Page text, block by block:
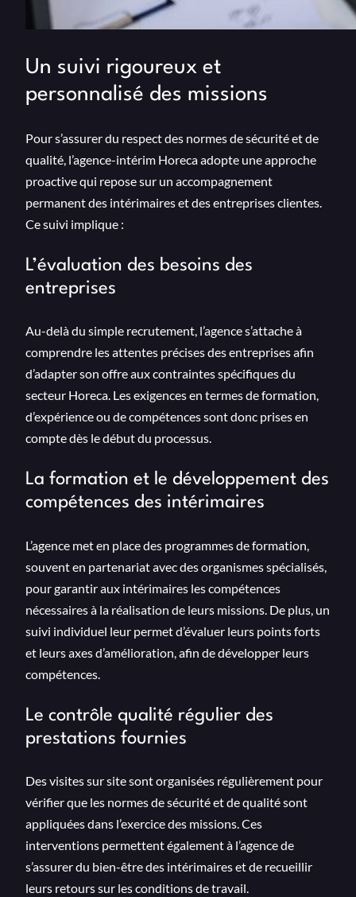
Un suivi rigoureux et
personnalisé des missions
Pour s’assurer du respect des normes de sécurité et de
qualité, l’agence-intérim Horeca adopte une approche
proactive qui repose sur un accompagnement
permanent des intérimaires et des entreprises clientes.
Ce suivi implique :
L’évaluation des besoins des
entreprises
Au-delà du simple recrutement, l’agence s’attache à
comprendre les attentes précises des entreprises afin
d’adapter son offre aux contraintes spécifiques du
secteur Horeca. Les exigences en termes de formation,
d’expérience ou de compétences sont donc prises en
compte dès le début du processus.
La formation et le développement des
compétences des intérimaires
L’agence met en place des programmes de formation,
souvent en partenariat avec des organismes spécialisés,
pour garantir aux intérimaires les compétences
nécessaires à la réalisation de leurs missions. De plus, un
suivi individuel leur permet d’évaluer leurs points forts
et leurs axes d’amélioration, afin de développer leurs
compétences.
Le contrôle qualité régulier des
prestations fournies
Des visites sur site sont organisées régulièrement pour
vérifier que les normes de sécurité et de qualité sont
appliquées dans l’exercice des missions. Ces
interventions permettent également à l’agence de
s’assurer du bien-être des intérimaires et de recueillir
leurs retours sur les conditions de travail.